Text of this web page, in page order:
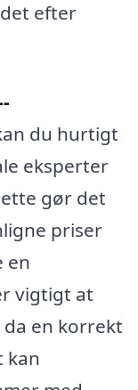
efter
du hurtigt
eksperter
gør det
priser
en
vigtigt at
en korrekt
kan